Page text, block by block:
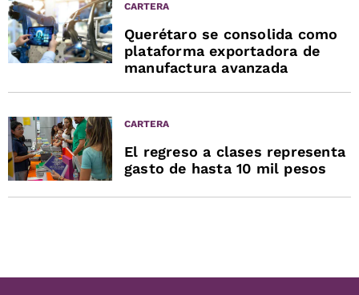
CARTERA
Querétaro se consolida como
plataforma exportadora de
manufactura avanzada
CARTERA
El regreso a clases representa
gasto de hasta 10 mil pesos